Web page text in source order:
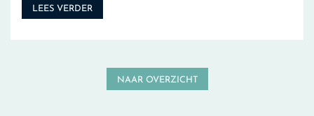
LEES VERDER
NAAR OVERZICHT